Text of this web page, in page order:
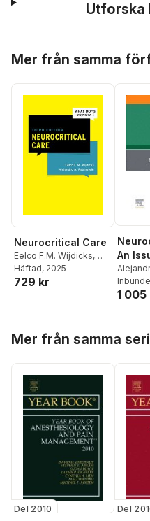
Utforska
Mer från samma
Neurocritical Care
Eelco F.M. Wijdicks,
Alejandro A. Rabinstein
Häftad, 2025
729 kr
An
1 005
Mer från samma
Del 2010 Del